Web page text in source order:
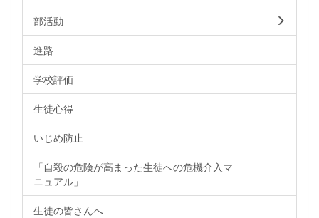
部活動
進路
学校評価
生徒心得
いじめ防止
「自殺の危険が高まった生徒への危機介入マ
ニュアル」
生徒の皆さんへ